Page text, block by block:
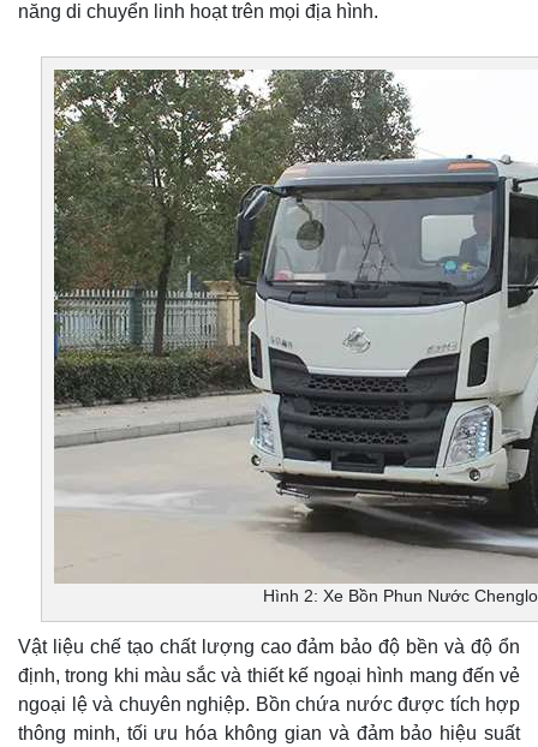
năng di chuyển linh hoạt trên mọi địa hình.
Hình 2: Xe Bồn Phun Nước
Vật liệu chế tạo chất lượng cao đảm bảo độ bền và độ ổn
định, trong khi màu sắc và thiết kế ngoại hình mang đến vẻ
ngoại lệ và chuyên nghiệp. Bồn chứa nước được tích hợp
thông minh, tối ưu hóa không gian và đảm bảo hiệu suất